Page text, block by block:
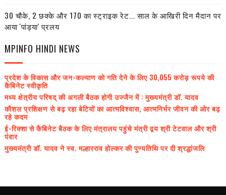
30 चौके, 2 छक्के और 170 का स्ट्राइक रेट... साल के आखिरी दिन मैदान पर
आया 'पांड्या' प्रलय
MPINFO HINDI NEWS
प्रदेश के विकास और जन-कल्याण को गति देने के लिए 30,055 करोड़ रूपये की
कैबिनेट स्वीकृति
मध्य क्षेत्रीय परिषद् की अगली बैठक होगी उज्जैन में : मुख्यमंत्री डॉ. यादव
कौशल प्रशिक्षण से बढ़ रहा बेटियों का आत्मविश्वास, आत्मनिर्भर जीवन की ओर बढ़
रहे कदम
ई-रिक्शा से कैबिनेट बैठक के लिए मंत्रालय पहुंचे मंत्री द्वय श्री टेटवाल और श्री
पंवार
मुख्यमंत्री डॉ. यादव ने स्व. मल्हारराव होल्कर की पुण्यतिथि पर दी श्रद्धांजलि